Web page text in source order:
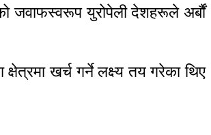
जवाफस्वरूप युरोपेली देशहरूले अर्बौं
खर्च गर्ने लक्ष्य तय गरेका थिए